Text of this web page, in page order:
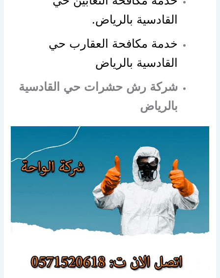
القادسية بالرياض.
خدمة مكافحة العقارب حي
القادسية بالرياض
شركة رش حشرات حي القادسية
بالرياض